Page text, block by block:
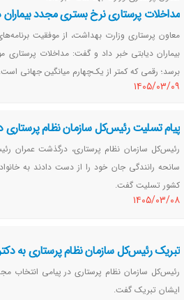
مداخلات پرستاری نرخ بستری مجدد بیماران
معاون پرستاری وزارت بهداشت، از موفقیت
برسد؛ رقمی که کمتر از یک‌چهارم میانگین جهانی است.
١٤٠٥/٠٣/٠٩
پیام تسلیت رئیس‌کل سازمان نظام
رئیس‌کل سازمان نظام پرستاری، درگذشت عمران
سانحه رانندگی جان خود را از دست دادند به
کشور تسلیت گفت.
١٤٠٥/٠٣/٠٨
تبریک رئیس‌کل سازمان نظام پرستاری به
رئیس‌کل سازمان نظام پرستاری در پیامی انتخاب
ایشان تبریک گفت.‌